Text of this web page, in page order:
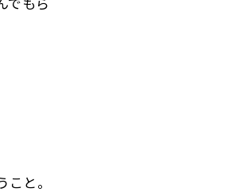
と。